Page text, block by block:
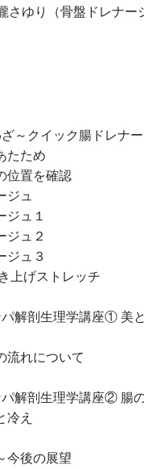
さゆり（骨盤ドレナー
～クイック腸ドレナー
たため
位置を確認
ジュ
ジュ１
ジュ２
ジュ３
上げストレッチ
解剖生理学講座① 美
流れについて
解剖生理学講座② 腸
冷え
今後の展望